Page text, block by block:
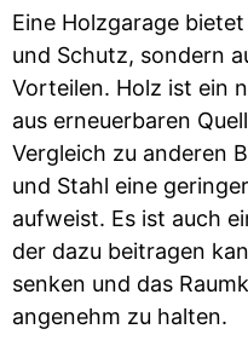
Eine Holzgarage
und Schutz, sondern
Vorteilen. Holz ist ein
aus erneuerbaren
Vergleich zu anderen
und Stahl eine
aufweist. Es ist auch
der dazu beitragen
senken und das
angenehm zu halten.